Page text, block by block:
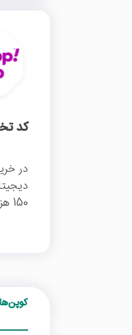
کد تخفیف 150
150 هزار تومان کمتر بپردازید. برای ورود به فروشگاه اسنپ شاپ روی "خرید کنید" کلیک نمایید.